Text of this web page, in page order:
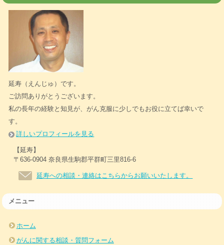
延寿（えんじゅ）です。
ご訪問ありがとうございます。
私の長年の経験と知見が、がん克服に少しでもお役に立てば幸いで
す。
詳しいプロフィールを見る
【延寿】
〒636-0904 奈良県生駒郡平群町三里816-6
延寿への相談・連絡はこちらからお願いいたします。
メニュー
ホーム
がんに関する相談・質問フォーム